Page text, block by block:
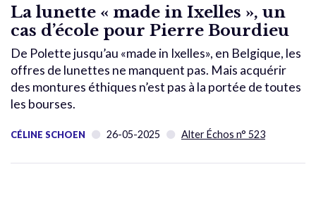
La lunette « made in Ixelles », un
cas d’école pour Pierre Bourdieu
De Polette jusqu’au «made in Ixelles», en Belgique, les
offres de lunettes ne manquent pas. Mais acquérir
des montures éthiques n’est pas à la portée de toutes
les bourses.
CÉLINE SCHOEN 26-05-2025 Alter Échos n° 523